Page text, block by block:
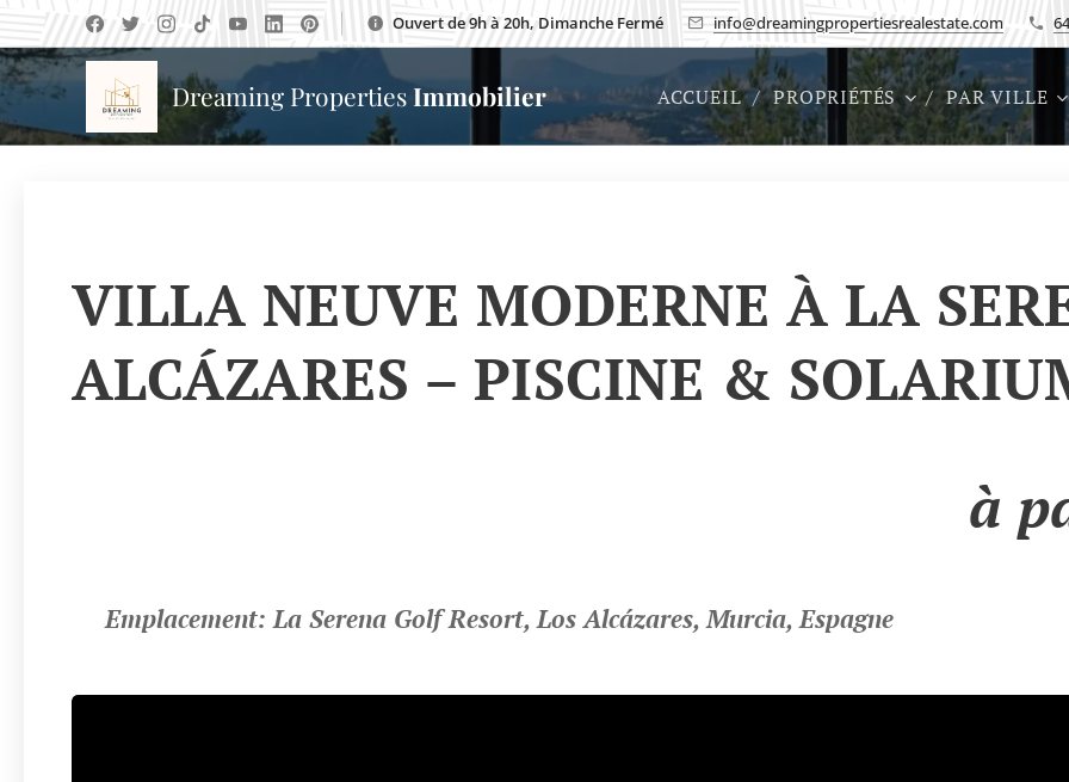
Ouvert de 9h à 20h, Dimanche Fermé info@dreamingpropertiesrealestate.com
Dreaming PropertiesImmobilier ACCUEIL PROPRIÉTÉS PAR VILLE
VILLA NEUVE MODERNE À LA
ALCÁZARES – PISCINE &
à
📍Emplacement: La Serena Golf Resort, Los Alcázares, Murcia, Espagne